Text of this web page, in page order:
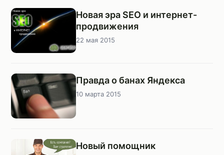
Новая эра SEO и интернет-
продвижения
22 мая 2015
Правда о банах Яндекса
10 марта 2015
Новый помощник